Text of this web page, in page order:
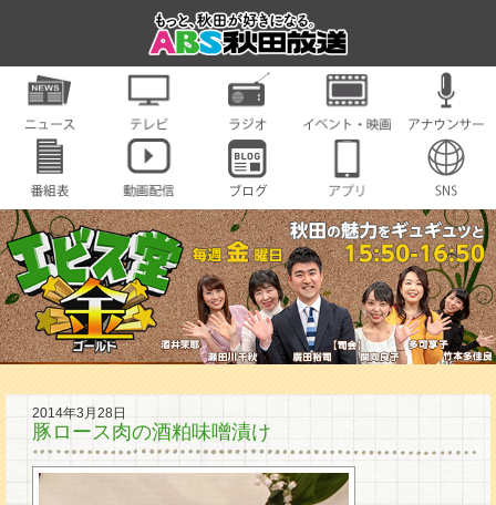
2014年3月28日
豚ロース肉の酒粕味噌漬け